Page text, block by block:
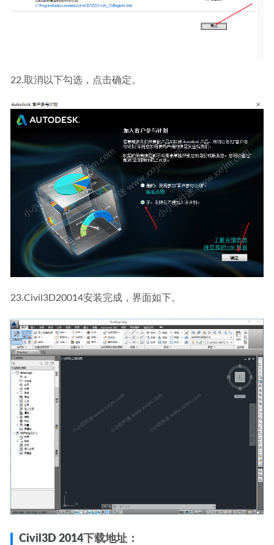
22.取消以下勾选，点击确定。
23.Civil3D20014安装完成，界面如下。
Civil3D 2014 下载地址：